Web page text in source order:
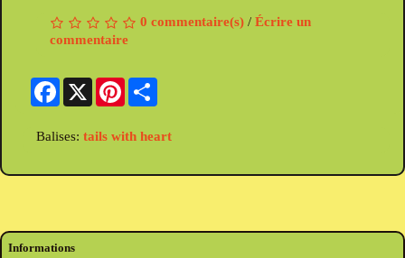
0 commentaire(s) / Écrire un
commentaire
Facebook
X Pinterest
Balises: tails with heart
Informations